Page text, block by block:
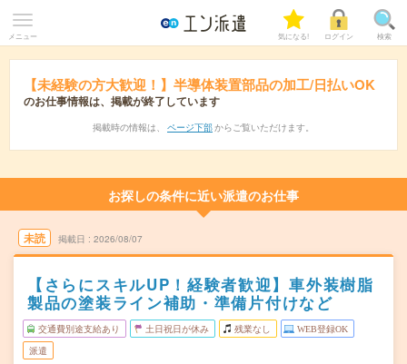
メニュー 気になる! ログイン 検索
【未経験の方大歓迎！】半導体装置部品の加工/日払いOK
のお仕事情報は、掲載が終了しています
掲載時の情報は、 ページ下部 からご覧いただけます。
お探しの条件に近い派遣のお仕事
未読 掲載日 2026/08/07
【さらにスキルUP！経験者歓迎】車外装樹脂
製品の塗装ライン補助・準備片付けなど
交通費別途支給あり 土日祝日が休み 残業なし WEB登録OK
派遣